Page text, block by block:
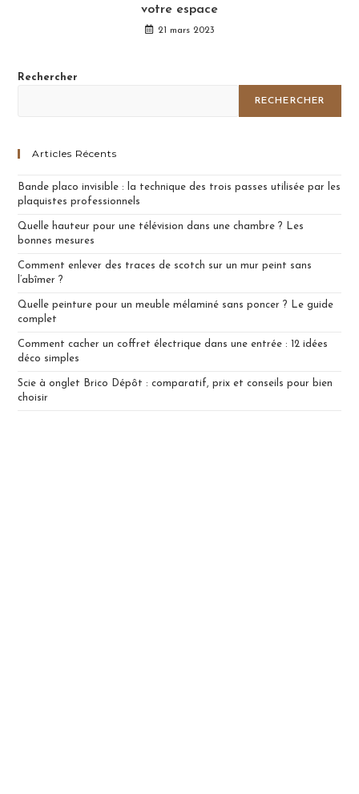
votre espace
21 mars 2023
Rechercher
RECHERCHER
Articles Récents
Bande placo invisible : la technique des trois passes utilisée par les
plaquistes professionnels
Quelle hauteur pour une télévision dans une chambre ? Les
bonnes mesures
Comment enlever des traces de scotch sur un mur peint sans
l’abîmer ?
Quelle peinture pour un meuble mélaminé sans poncer ? Le guide
complet
Comment cacher un coffret électrique dans une entrée : 12 idées
déco simples
Scie à onglet Brico Dépôt : comparatif, prix et conseils pour bien
choisir